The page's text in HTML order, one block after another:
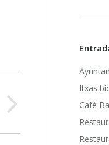
Itxas
Café